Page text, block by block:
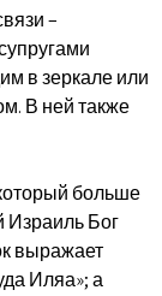
–
в зеркале или
В ней также
больше
Израиль Бог
выражает
Иляа»; а